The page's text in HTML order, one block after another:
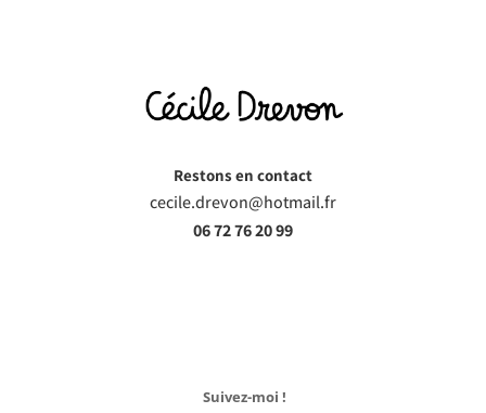
Restons en contact
cecile.drevon@hotmail.fr
06 72 76 20 99
Suivez-moi !